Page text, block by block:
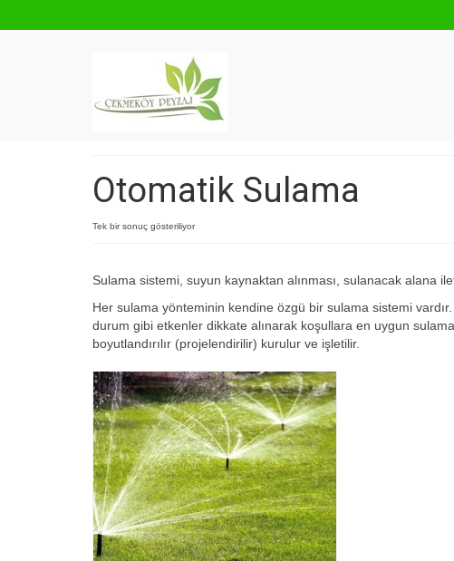
Otomatik Sulama
Tek bir sonuç gösteriliyor
Sulama sistemi, suyun kaynaktan alınması, sulanacak alana
Her sulama yönteminin kendine özgü bir sulama sistemi
durum gibi etkenler dikkate alınarak koşullara en uygun
boyutlandırılır (projelendirilir) kurulur ve işletilir.